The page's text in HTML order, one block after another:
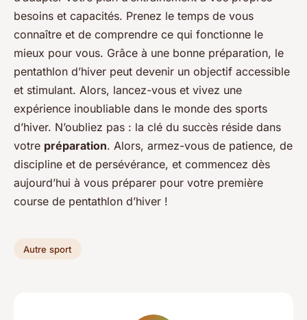
besoins et capacités. Prenez le temps de vous
connaître et de comprendre ce qui fonctionne le
mieux pour vous. Grâce à une bonne préparation, le
pentathlon d’hiver peut devenir un objectif accessible
et stimulant. Alors, lancez-vous et vivez une
expérience inoubliable dans le monde des sports
d’hiver. N’oubliez pas : la clé du succès réside dans
votre préparation. Alors, armez-vous de patience, de
discipline et de persévérance, et commencez dès
aujourd’hui à vous préparer pour votre première
course de pentathlon d’hiver !
Autre sport